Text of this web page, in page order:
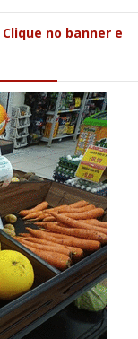
Clique no banner e